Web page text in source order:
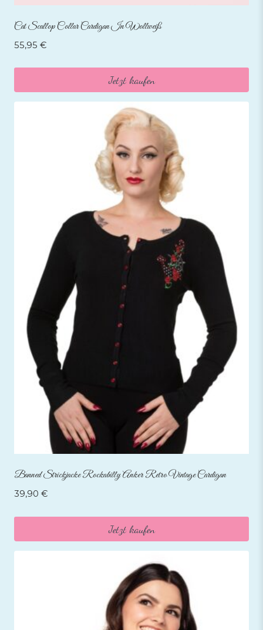
Cat Scallop Collar Cardigan In Wollweiß
55,95 €
Jetzt kaufen
Banned Strickjacke Rockabilly Anker Retro Vintage Cardigan
39,90 €
Jetzt kaufen